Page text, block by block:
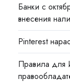
Банки с
внесения
Pinterest
Правила для